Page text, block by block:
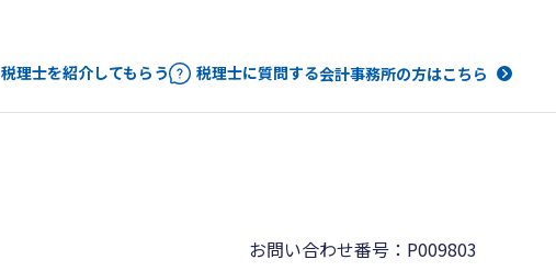
税理士を紹介してもらう 税理士に質問する会計事務所の方はこちら
お問い合わせ番号：P009803